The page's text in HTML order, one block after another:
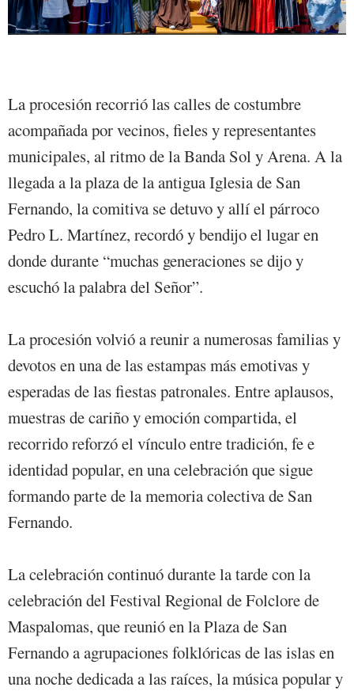
La procesión recorrió las calles de costumbre
acompañada por vecinos, fieles y representantes
municipales, al ritmo de la Banda Sol y Arena. A la
llegada a la plaza de la antigua Iglesia de San
Fernando, la comitiva se detuvo y allí el párroco
Pedro L. Martínez, recordó y bendijo el lugar en
donde durante “muchas generaciones se dijo y
escuchó la palabra del Señor”.
La procesión volvió a reunir a numerosas familias y
devotos en una de las estampas más emotivas y
esperadas de las fiestas patronales. Entre aplausos,
muestras de cariño y emoción compartida, el
recorrido reforzó el vínculo entre tradición, fe e
identidad popular, en una celebración que sigue
formando parte de la memoria colectiva de San
Fernando.
La celebración continuó durante la tarde con la
celebración del Festival Regional de Folclore de
Maspalomas, que reunió en la Plaza de San
Fernando a agrupaciones folklóricas de las islas en
una noche dedicada a las raíces, la música popular y